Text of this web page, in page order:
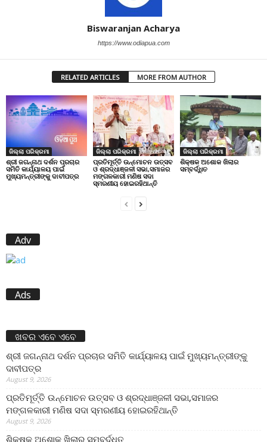
Biswaranjan Acharya
https://www.odiapua.com
RELATED ARTICLES MORE FROM AUTHOR
ଜିଲ୍ଲା ପରିକ୍ରମା
ଶ୍ରୀ ଜଗନ୍ନାଥ ଦର୍ଶନ ପ୍ରଚାର
ସମିତି କାର୍ଯ୍ୟାଳୟ ପାଇଁ
ମୁଖ୍ୟମନ୍ତ୍ରୀଙ୍କୁ ଦାବୀପତ୍ର
ଜିଲ୍ଲା ପରିକ୍ରମା
ପ୍ରତିମୂର୍ତ୍ତି ଉନ୍ମୋଚନ ଉତ୍ସବ
ଓ ଶ୍ରଦ୍ଧାଞ୍ଜଳୀ ସଭା,ସମାଜର
ମଙ୍ଗଳକାରୀ ମଣିଷ ସଦା
ସ୍ମରଣୀୟ ହୋଇରହିଥାନ୍ତି
ଜିଲ୍ଲା ପରିକ୍ରମା
ଶିକ୍ଷକ ଅଶୋକ ଖିଲାର
ସମ୍ବର୍ଦ୍ଧିତ
Adv
Ads
ଖବର ଏବେ ଏବେ
ଶ୍ରୀ ଜଗନ୍ନାଥ ଦର୍ଶନ ପ୍ରଚାର ସମିତି କାର୍ଯ୍ୟାଳୟ ପାଇଁ ମୁଖ୍ୟମନ୍ତ୍ରୀଙ୍କୁ
ଦାବୀପତ୍ର
August 9, 2026
ପ୍ରତିମୂର୍ତ୍ତି ଉନ୍ମୋଚନ ଉତ୍ସବ ଓ ଶ୍ରଦ୍ଧାଞ୍ଜଳୀ ସଭା,ସମାଜର
ମଙ୍ଗଳକାରୀ ମଣିଷ ସଦା ସ୍ମରଣୀୟ ହୋଇରହିଥାନ୍ତି
August 9, 2026
ଶିକ୍ଷକ ଅଶୋକ ଖିଲାର ସମ୍ବର୍ଦ୍ଧିତ